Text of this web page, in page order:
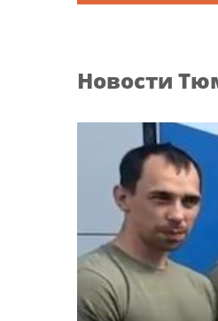
Новости